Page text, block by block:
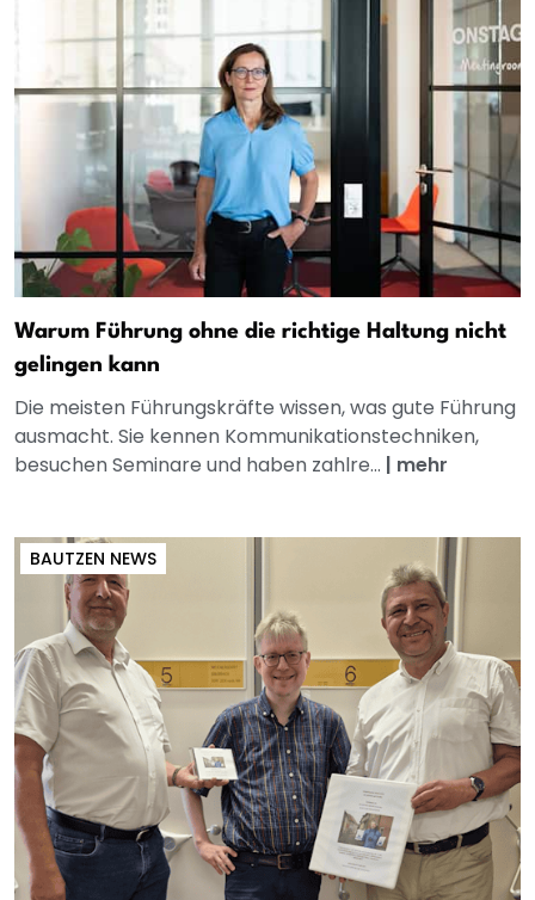
Warum Führung ohne die richtige Haltung nicht
gelingen kann
Die meisten Führungskräfte wissen, was gute Führung
ausmacht. Sie kennen Kommunikationstechniken,
besuchen Seminare und haben zahlre... | mehr
BAUTZEN NEWS